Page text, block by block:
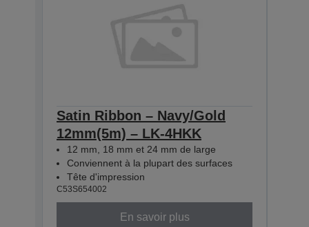
Satin Ribbon – Navy/Gold
12mm(5m) – LK-4HKK
12 mm, 18 mm et 24 mm de large
Conviennent à la plupart des surfaces
Tête d'impression
C53S654002
En savoir plus